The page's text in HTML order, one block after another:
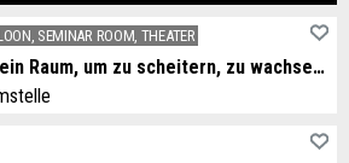
SEMINAR ROOM, THEATER
Forum – ein Raum, um zu scheitern, zu wachsen und Neues zu schaffen